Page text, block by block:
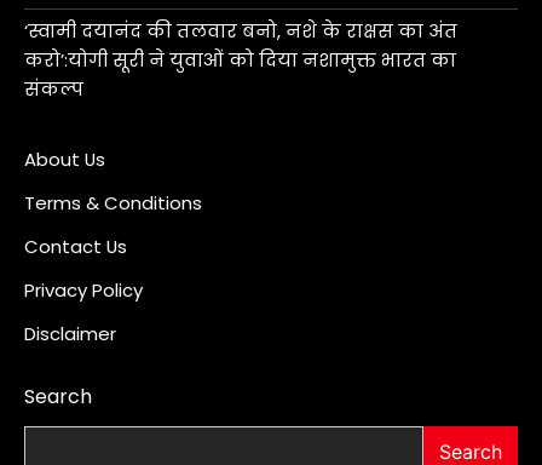
‘स्वामी दयानंद की तलवार बनो, नशे के राक्षस का अंत
करो’:योगी सूरी ने युवाओं को दिया नशामुक्त भारत का
संकल्प
About Us
Terms & Conditions
Contact Us
Privacy Policy
Disclaimer
Search
Search